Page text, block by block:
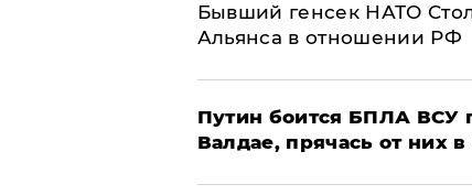
Бывший генсек НАТО
Альянса в отношении РФ
Путин боится БПЛА ВСУ
Валдае, прячась от них